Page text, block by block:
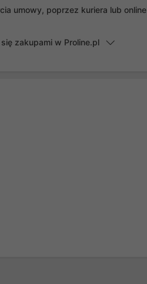
umowy, poprzez kuriera lub online
zakupami w Proline.pl